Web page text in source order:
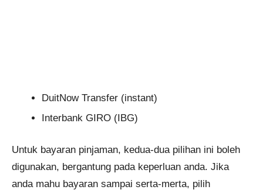
DuitNow Transfer (instant)
Interbank GIRO (IBG)
Untuk bayaran pinjaman, kedua-dua pilihan ini boleh
digunakan, bergantung pada keperluan anda. Jika
anda mahu bayaran sampai serta-merta, pilih